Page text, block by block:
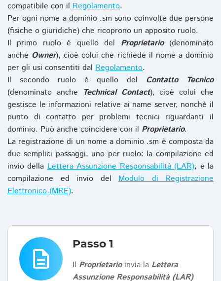
compatibile con il Regolamento.
Per ogni nome a dominio .sm sono coinvolte due persone
(fisiche o giuridiche) che ricoprono un apposito ruolo.
Il primo ruolo è quello del Proprietario(denominato
anche Owner), cioè colui che richiede il nome a dominio
per gli usi consentiti dal Regolamento.
Il secondo ruolo è quello del Contatto Tecnico
(denominato anche Technical Contact), cioè colui che
gestisce le informazioni relative ai name server, nonchè il
punto di contatto per problemi tecnici riguardanti il
dominio. Può anche coincidere con il Proprietario.
La registrazione di un nome a dominio .sm è composta da
due semplici passaggi, uno per ruolo: la compilazione ed
invio dellaLettera Assunzione Responsabilità (LAR), e la
compilazione ed invio del Modulo di Registrazione
Elettronico (MRE).
description
Passo 1
Il Proprietarioinvia la Lettera
Assunzione Responsabilità (LAR)